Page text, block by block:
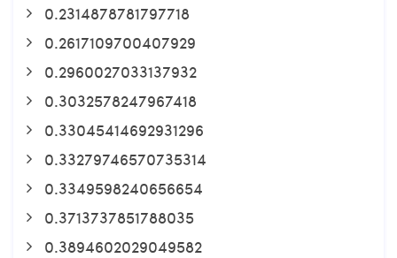
0.2314878781797718
0.2617109700407929
0.2960027033137932
0.3032578247967418
0.33045414692931296
0.33279746570735314
0.3349598240656654
0.3713737851788035
0.3894602029049582